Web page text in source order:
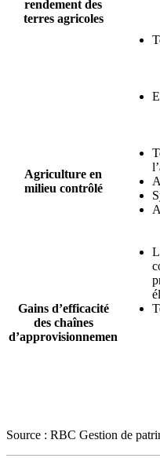
rendement des
terres agricoles
Agriculture en
milieu contrôlé
Gains d’efficacité
des chaînes
d’approvisionnemen
Source : RBC Gestion de